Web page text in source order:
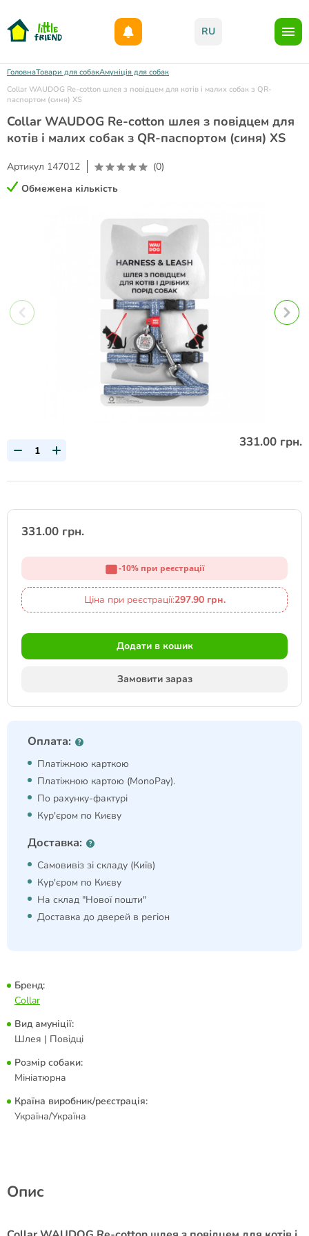
RU
ГоловнаТовари для собакАмуніція для собак
Collar WAUDOG Re-cotton шлея з повідцем для котів і малих собак з QR-
паспортом (синя) XS
Collar WAUDOG Re-cotton шлея з повідцем для
котів і малих собак з QR-паспортом (синя) XS
Артикул 147012
(0)
Обмежена кількість
331.00 грн.
331.00 грн.
-10% при реєстрації
Ціна при реєстрації:297.90 грн.
Додати в кошик
Замовити зараз
Оплата:
Платіжною карткою
Платіжною картою (MonoPay).
По рахунку-фактурі
Кур'єром по Києву
Доставка:
Самовивіз зі складу (Київ)
Кур'єром по Києву
На склад "Нової пошти"
Доставка до дверей в регіон
Бренд:
Collar
Вид амуніції:
Шлея | Повідці
Розмір собаки:
Мініатюрна
Країна виробник/реєстрація:
Україна/Україна
Опис